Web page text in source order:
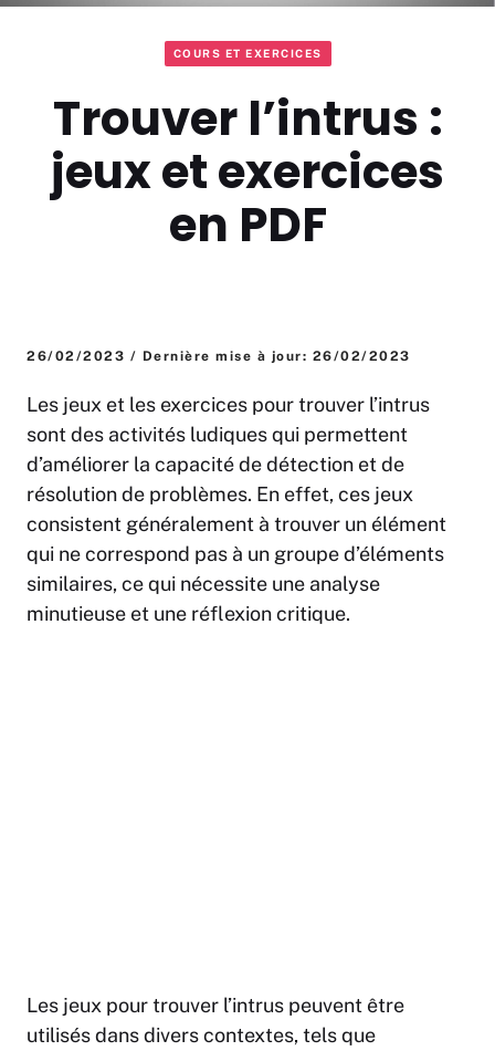
COURS ET EXERCICES
Trouver l’intrus :
jeux et exercices
en PDF
26/02/2023 / Dernière mise à jour: 26/02/2023
Les jeux et les exercices pour trouver l’intrus
sont des activités ludiques qui permettent
d’améliorer la capacité de détection et de
résolution de problèmes. En effet, ces jeux
consistent généralement à trouver un élément
qui ne correspond pas à un groupe d’éléments
similaires, ce qui nécessite une analyse
minutieuse et une réflexion critique.
Les jeux pour trouver l’intrus peuvent être
utilisés dans divers contextes, tels que